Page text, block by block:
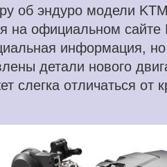
об эндуро модели
на официальном
информация,
детали нового
слегка отличаться от